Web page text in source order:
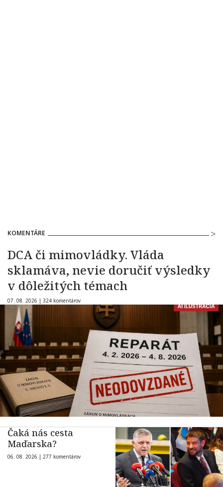
KOMENTÁRE
DCA či mimovládky. Vláda
sklamáva, nevie doručiť výsledky
v dôležitých témach
07. 08. 2026 | 324 komentárov
Čaká nás cesta
Maďarska?
06. 08. 2026 | 277 komentárov